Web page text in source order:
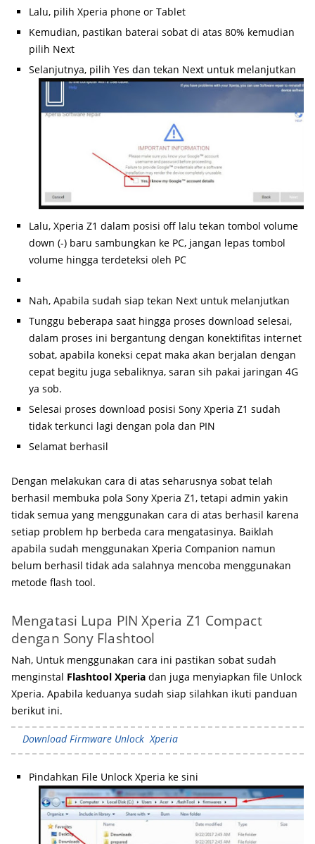
Lalu, pilih Xperia phone or Tablet
Kemudian, pastikan baterai sobat di atas 80% kemudian
pilih Next
Selanjutnya, pilih Yes dan tekan Next untuk melanjutkan
Lalu, Xperia Z1 dalam posisi off lalu tekan tombol volume
down (-) baru sambungkan ke PC, jangan lepas tombol
volume hingga terdeteksi oleh PC
Nah, Apabila sudah siap tekan Next untuk melanjutkan
Tunggu beberapa saat hingga proses download selesai,
dalam proses ini bergantung dengan konektifitas internet
sobat, apabila koneksi cepat maka akan berjalan dengan
cepat begitu juga sebaliknya, saran sih pakai jaringan 4G
ya sob.
Selesai proses download posisi Sony Xperia Z1 sudah
tidak terkunci lagi dengan pola dan PIN
Selamat berhasil
Dengan melakukan cara di atas seharusnya sobat telah
berhasil membuka pola Sony Xperia Z1, tetapi admin yakin
tidak semua yang menggunakan cara di atas berhasil karena
setiap problem hp berbeda cara mengatasinya. Baiklah
apabila sudah menggunakan Xperia Companion namun
belum berhasil tidak ada salahnya mencoba menggunakan
metode flash tool.
Mengatasi Lupa PIN Xperia Z1 Compact
dengan Sony Flashtool
Nah, Untuk menggunakan cara ini pastikan sobat sudah
menginstal Flashtool Xperia dan juga menyiapkan file Unlock
Xperia. Apabila keduanya sudah siap silahkan ikuti panduan
berikut ini.
Download Firmware Unlock Xperia
Pindahkan File Unlock Xperia ke sini